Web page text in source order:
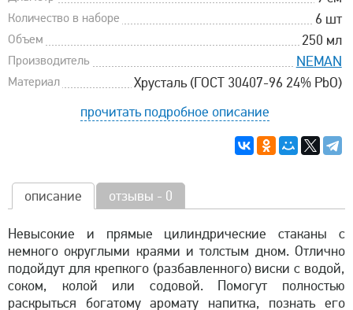
Количество в наборе 6 шт
Объем 250 мл
Производитель NEMAN
Материал
Хрусталь (ГОСТ 30407-96 24% PbO)
прочитать подробное описание
описание отзывы - 0
Невысокие и прямые цилиндрические стаканы с
немного округлыми краями и толстым дном. Отлично
подойдут для крепкого (разбавленного) виски с водой,
соком, колой или содовой. Помогут полностью
раскрыться богатому аромату напитка, познать его